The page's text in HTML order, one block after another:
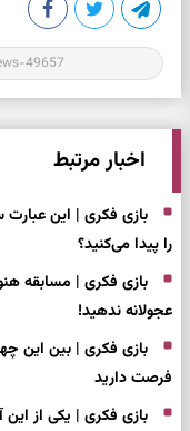
اخبار مرتبط
را پیدا می‌کنید؟
بازی فکری | مسابقه
عجولانه ندهید!
فرصت دارید